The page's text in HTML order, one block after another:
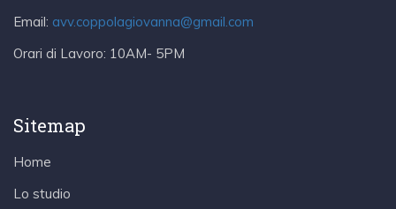
Email: avv.coppolagiovanna@gmail.com
Orari di Lavoro: 10AM- 5PM
Sitemap
Home
Lo studio